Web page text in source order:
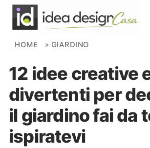
Skip to content
NOVITÀ
AMBIENTI
FAI DA TE
PIANTE
HOME » GIARDINO
12 idee creative
divertenti per
il giardino fai da
ispiratevi